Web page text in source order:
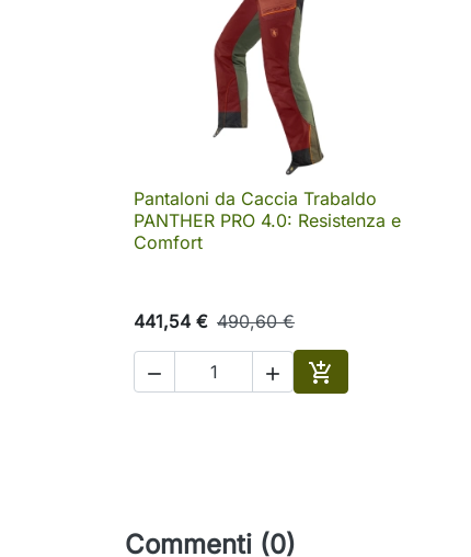
 Anteprima
Pantaloni da Caccia Trabaldo
PANTHER PRO 4.0: Resistenza e
Comfort
441,54 € 490,60 €
  
Aggiungi al carrello
Commenti (0)